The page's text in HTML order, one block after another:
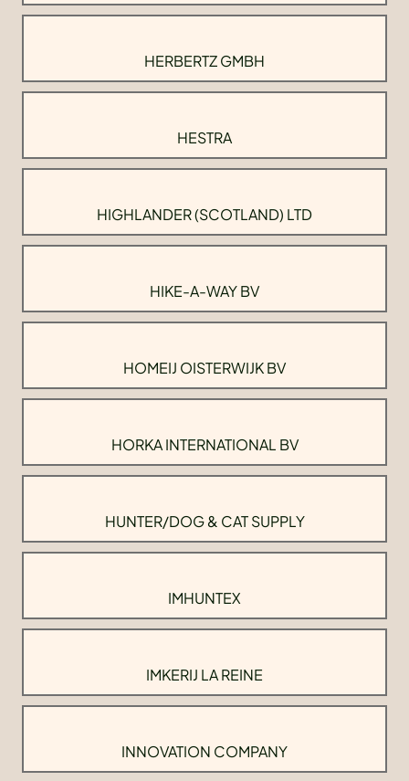
HERBERTZ GMBH
HESTRA
HIGHLANDER (SCOTLAND) LTD
HIKE-A-WAY BV
HOMEIJ OISTERWIJK BV
HORKA INTERNATIONAL BV
HUNTER/DOG & CAT SUPPLY
IMHUNTEX
IMKERIJ LA REINE
INNOVATION COMPANY